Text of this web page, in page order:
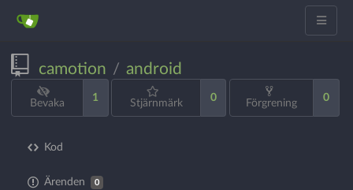
camotion / android
Bevaka
1
Stjärnmärk
0
Förgrening
0
Kod
Ärenden 0